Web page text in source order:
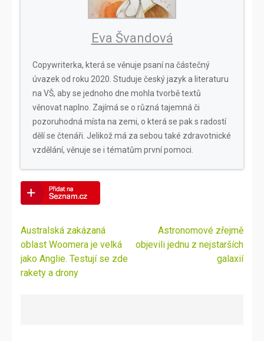
Eva Švandová
Copywriterka, která se věnuje psaní na částečný
úvazek od roku 2020. Studuje český jazyk a literaturu
na VŠ, aby se jednoho dne mohla tvorbě textů
věnovat naplno. Zajímá se o různá tajemná či
pozoruhodná místa na zemi, o která se pak s radostí
dělí se čtenáři. Jelikož má za sebou také zdravotnické
vzdělání, věnuje se i tématům první pomoci.
Navigace
pro
příspěvek
Australská zakázaná
oblast Woomera je velká
jako Anglie. Testují se zde
rakety a drony
Astronomové zřejmě
objevili jednu z nejstarších
galaxií